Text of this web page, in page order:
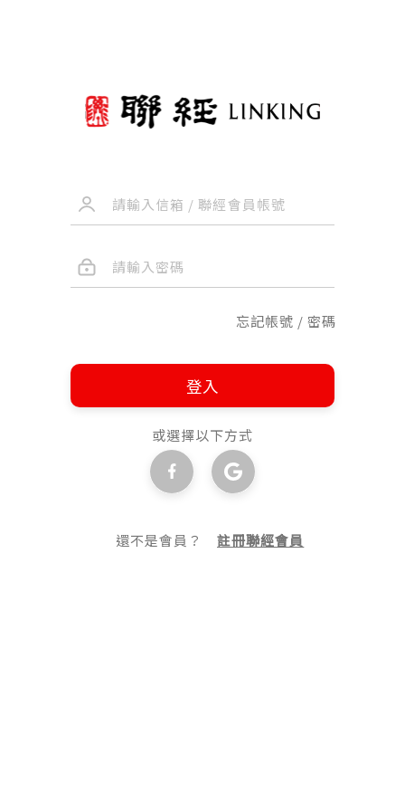
忘記帳號 / 密碼
登入
或選擇以下方式
還不是會員？註冊聯經會員